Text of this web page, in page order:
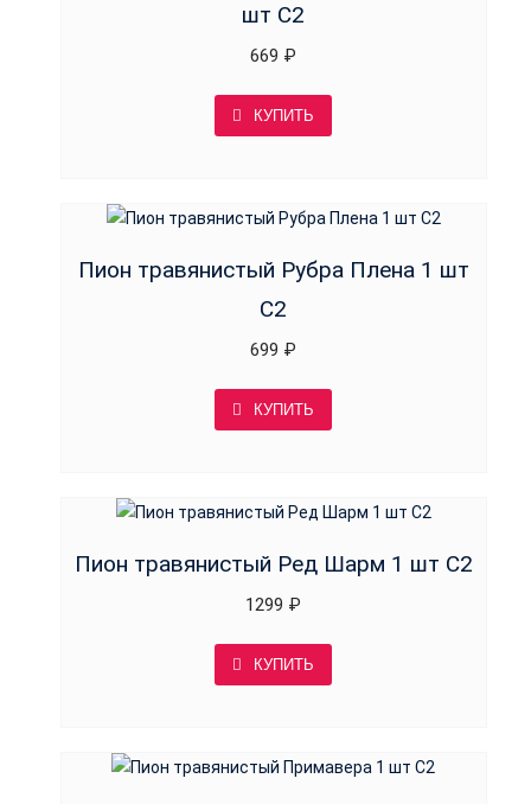
шт С2
669 ₽
КУПИТЬ
Пион травянистый Рубра Плена 1 шт
С2
699 ₽
КУПИТЬ
Пион травянистый Ред Шарм 1 шт С2
1299 ₽
КУПИТЬ